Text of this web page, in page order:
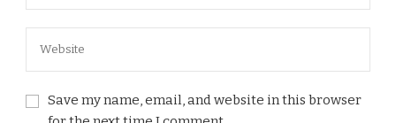
Save my name, email, and website in this browser